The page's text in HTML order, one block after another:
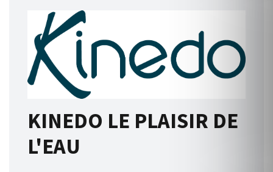
KINEDO LE PLAISIR DE
L'EAU